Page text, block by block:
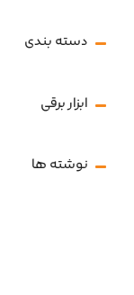
دسته بندی
ابزار برقی
نوشته ها